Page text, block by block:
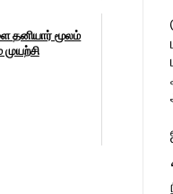
தனியார் மூலம்
முயற்சி